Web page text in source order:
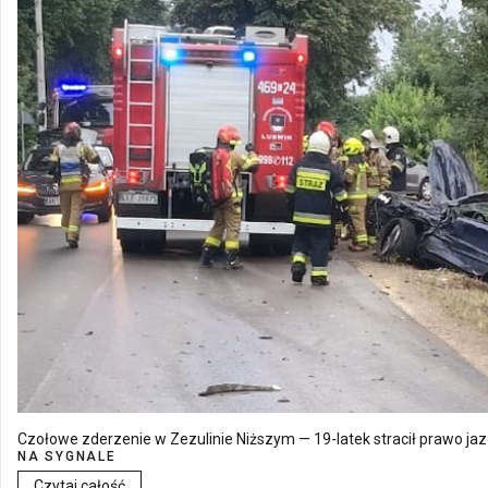
Czołowe zderzenie w Zezulinie Niższym — 19-latek stracił prawo
NA SYGNALE